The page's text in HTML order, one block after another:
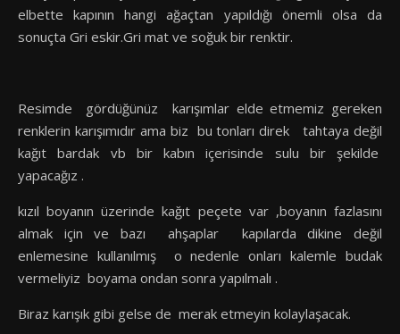
elbette kapının hangi ağaçtan yapıldığı önemli olsa da
sonuçta Gri eskir.Gri mat ve soğuk bir renktir.
Resimde gördüğünüz karışımlar elde etmemiz gereken
renklerin karışımıdır ama biz bu tonları direk tahtaya değil
kağıt bardak vb bir kabın içerisinde sulu bir şekilde
yapacağız .
kızıl boyanın üzerinde kağıt peçete var ,boyanın fazlasını
almak için ve bazı ahşaplar kapılarda dikine değil
enlemesine kullanılmış o nedenle onları kalemle budak
vermeliyiz boyama ondan sonra yapılmalı .
Biraz karışık gibi gelse de merak etmeyin kolaylaşacak.